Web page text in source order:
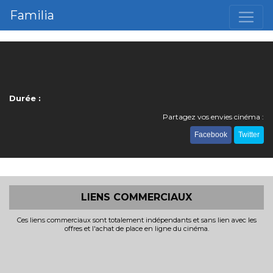
Familia
Durée :
Partagez vos envies cinéma :
Facebook Twitter
LIENS COMMERCIAUX
Ces liens commerciaux sont totalement indépendants et sans lien avec les
offres et l'achat de place en ligne du cinéma.